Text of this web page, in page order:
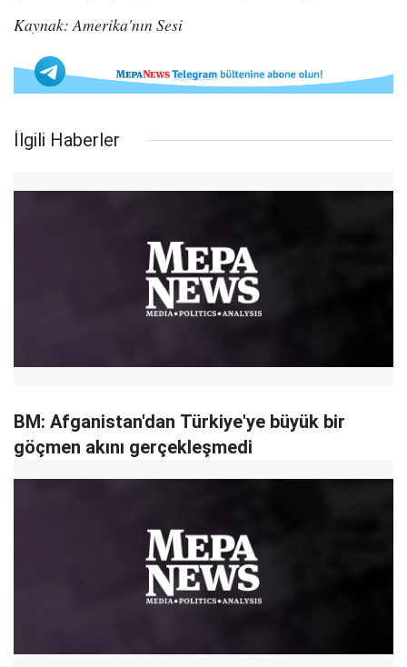
Kaynak: Amerika'nın Sesi
İlgili Haberler
BM: Afganistan'dan Türkiye'ye büyük bir
göçmen akını gerçekleşmedi